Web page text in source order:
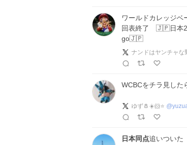
ワールドカレッジベ
回表終了 🇯🇵日本
go🇯🇵
ナンドはヤンチャな
WCBCをチラ見した
ゆず🧂☀️🐹⭐️ @
日本同点追いついた